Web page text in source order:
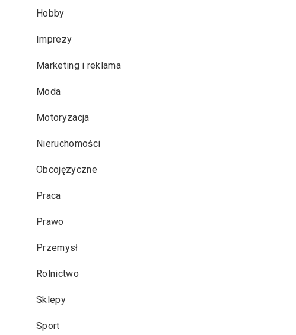
Hobby
Imprezy
Marketing i reklama
Moda
Motoryzacja
Nieruchomości
Obcojęzyczne
Praca
Prawo
Przemysł
Rolnictwo
Sklepy
Sport